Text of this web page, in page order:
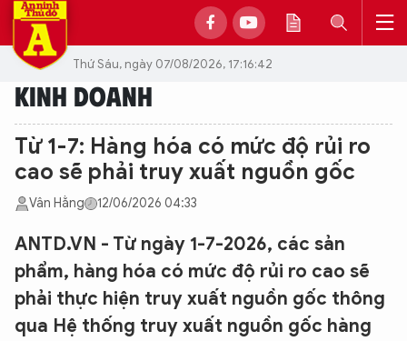
Thứ Sáu, ngày 07/08/2026, 17:16:42
KINH DOANH
Từ 1-7: Hàng hóa có mức độ rủi ro
cao sẽ phải truy xuất nguồn gốc
Vân Hằng 12/06/2026 04:33
ANTD.VN - Từ ngày 1-7-2026, các sản
phẩm, hàng hóa có mức độ rủi ro cao sẽ
phải thực hiện truy xuất nguồn gốc thông
qua Hệ thống truy xuất nguồn gốc hàng